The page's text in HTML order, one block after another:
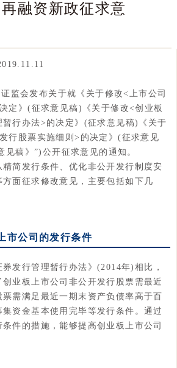
融资新政征求意
监会发布关于就《关于修改<上市公司
定》(征求意见稿)《关于修改<创业板
行办法>的决定》(征求意见稿)《关于
行股票实施细则>的决定》(征求意见
稿》”)公开征求意见的通知。
精简发行条件、优化非公开发行制度安
面征求修改意见，主要包括如下几
市公司的发行条件
发行管理暂行办法》(2014年)相比，
创业板上市公司非公开发行股票需最近
需满足最近一期末资产负债率高于百
资金基本使用完毕等发行条件。通过
件的措施，能够提高创业板上市公司